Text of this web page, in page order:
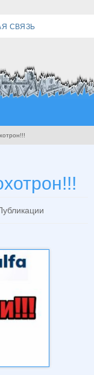
СВЯЗЬ